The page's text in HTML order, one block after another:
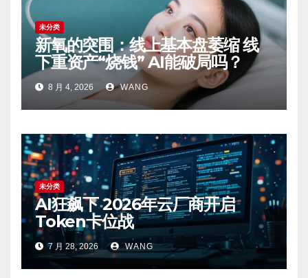
未分类
新氧的突围：线上基本盘萎缩 线
下重资产“烧钱” AI能破局吗？
8 月 4, 2026 WANG
未分类
AI狂飙下 2026年云厂商开启
Token卡位战
7 月 28, 2026 WANG